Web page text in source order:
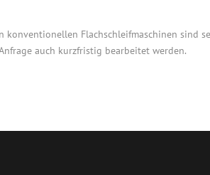
konventionellen Flachschleifmaschinen
auch kurzfristig bearbeitet werden.